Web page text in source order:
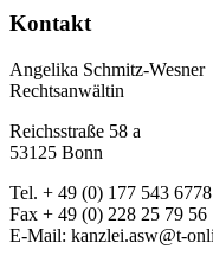
Kontakt
Angelika Schmitz-Wesner
Rechtsanwältin
Reichsstraße 58 a
53125 Bonn
Tel. + 49 (0) 177 543 6778
Fax + 49 (0) 228 25 79 56
E-Mail: kanzlei.asw@t-